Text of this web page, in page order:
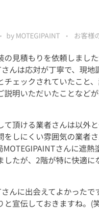
by MOTEGIPAINT お客様
見積もりを依頼しました
んは応対が丁寧で、現地
チェックされていたこと
説明いただいたことなど
頂ける業者さんは以外と
をしにくい雰囲気の業者
MOTEGIPAINTさんに遮熱
したが、2階が特に快適に
んに出会えてよかったで
と宣伝しておきますね。(